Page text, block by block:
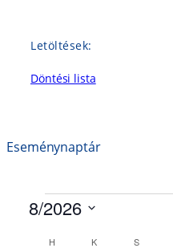
Letöltések:
Döntési lista
Eseménynaptár